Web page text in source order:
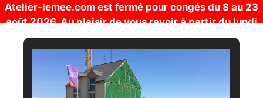
Atelier-lemee.com est fermé pour congés du 8 au 23
août 2026. Au plaisir de vous revoir à partir du lundi
24 août !